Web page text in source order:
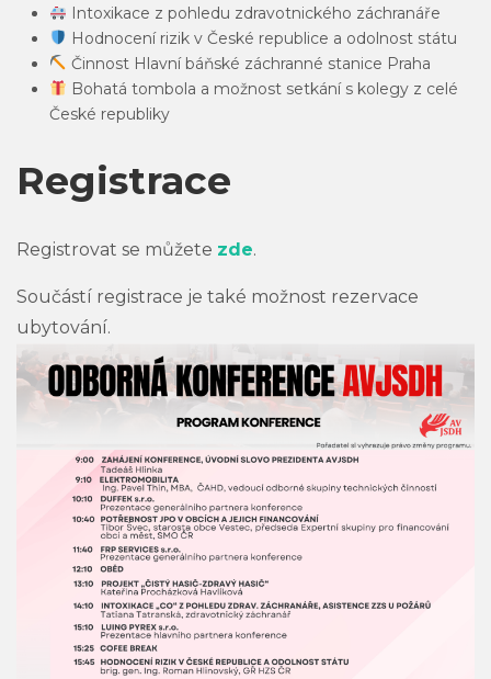
Intoxikace z pohledu zdravotnického záchranáře
Hodnocení rizik v České republice a odolnost státu
Činnost Hlavní báňské záchranné stanice Praha
Bohatá tombola a možnost setkání s kolegy z celé
České republiky
Registrace
Registrovat se můžete zde.
Součástí registrace je také možnost rezervace
ubytování.